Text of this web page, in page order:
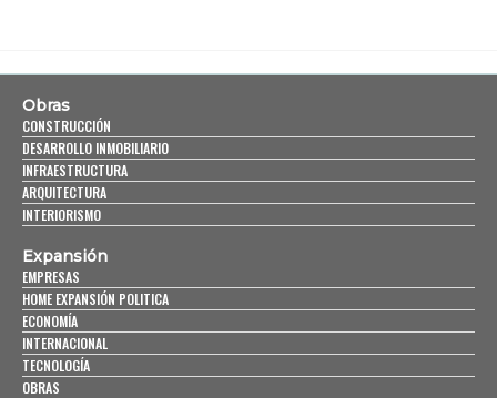
Obras
CONSTRUCCIÓN
DESARROLLO INMOBILIARIO
INFRAESTRUCTURA
ARQUITECTURA
INTERIORISMO
Expansión
EMPRESAS
HOME EXPANSIÓN POLITICA
ECONOMÍA
INTERNACIONAL
TECNOLOGÍA
OBRAS